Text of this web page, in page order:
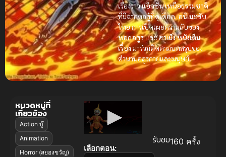
เรื่องราวแอ็กชันเหนือธรรมชาติ
ที่มีฉากต่อสู้ที่ดุเดือด.อนิเมะซับ
ไทยการเปิดเผยความลับของ
หอกอสูรและฮาเม็งหนังเต็ม
เรื่องมาร่วมติดตามบทสรุปของ
ตำนานอสูรกายและมนุษย์!
เลือกตอน:
รับชม160 ครั้ง
หมวดหมู่ที่
เกี่ยวข้อง
Action บู๊
Animation
Horror (สยองขวัญ)